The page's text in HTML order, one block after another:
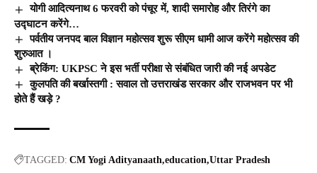
योगी आदित्यनाथ 6 फरवरी को पंचूर में, शादी समारोह और तिरंगे का
उद्घाटन करेंगे…
पर्वतीय जनपद बाल विज्ञान महोत्सव शुरू सीएम धामी आज करेंगे महोत्सव की
शुरुआत ।
ब्रेकिंग: UKPSC ने इस भर्ती परीक्षा से संबंधित जारी की नई अपडेट
कुलपति की बर्खास्तगी : सवाल तो उत्तराखंड सरकार और राजभवन पर भी
होते हैं खड़े ?
TAGGED: CM Yogi Adityanaath education Uttar Pradesh